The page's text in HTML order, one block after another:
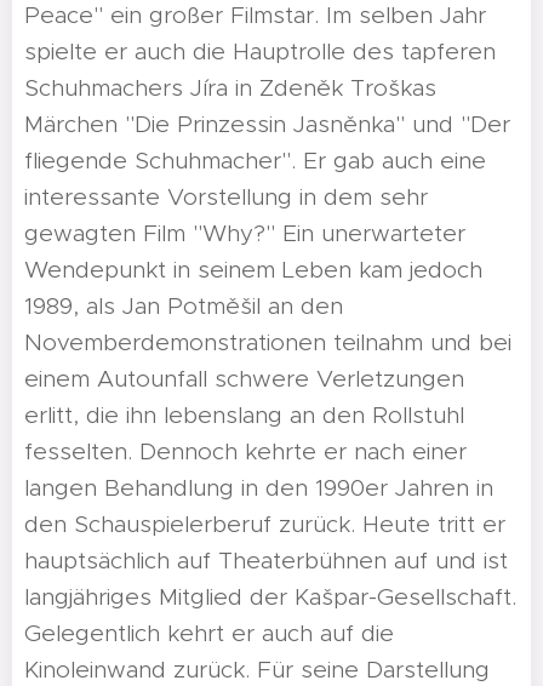
Peace" ein großer Filmstar. Im selben Jahr
spielte er auch die Hauptrolle des tapferen
Schuhmachers Jíra in Zdeněk Troškas
Märchen "Die Prinzessin Jasněnka" und "Der
fliegende Schuhmacher". Er gab auch eine
interessante Vorstellung in dem sehr
gewagten Film "Why?" Ein unerwarteter
Wendepunkt in seinem Leben kam jedoch
1989, als Jan Potměšil an den
Novemberdemonstrationen teilnahm und bei
einem Autounfall schwere Verletzungen
erlitt, die ihn lebenslang an den Rollstuhl
fesselten. Dennoch kehrte er nach einer
langen Behandlung in den 1990er Jahren in
den Schauspielerberuf zurück. Heute tritt er
hauptsächlich auf Theaterbühnen auf und ist
langjähriges Mitglied der Kašpar-Gesellschaft.
Gelegentlich kehrt er auch auf die
Kinoleinwand zurück. Für seine Darstellung